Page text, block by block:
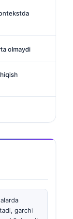
olmaydi
garchi